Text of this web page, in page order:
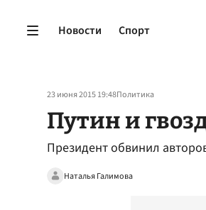
Новости Спорт
23 июня 2015 19:48Политика
Путин и
Президент обвинил
Наталья Галимова